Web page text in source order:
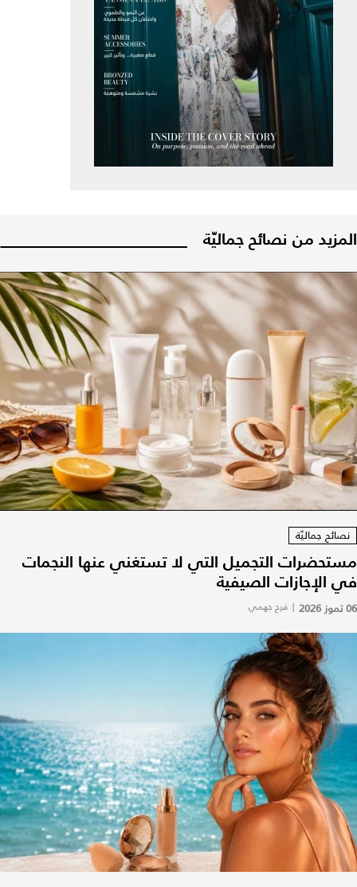
المزيد من نصائح جماليّة
نصائح جماليّة
مستحضرات التجميل التي لا تستغني عنها النجمات
في الإجازات الصيفية
06 تموز 2026 | فرح جهمي